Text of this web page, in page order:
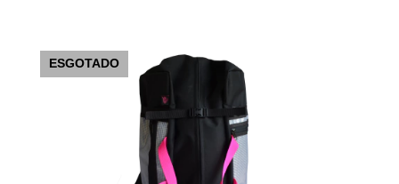
ESGOTADO